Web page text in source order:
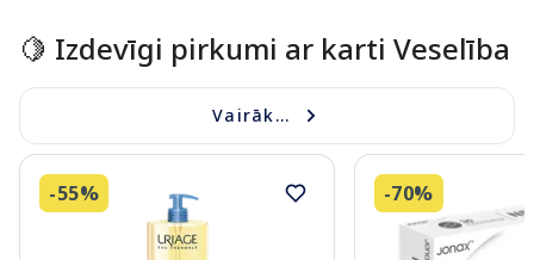
🍋 Izdevīgi pirkumi ar karti Veselība
Vairāk...
-55% -70%